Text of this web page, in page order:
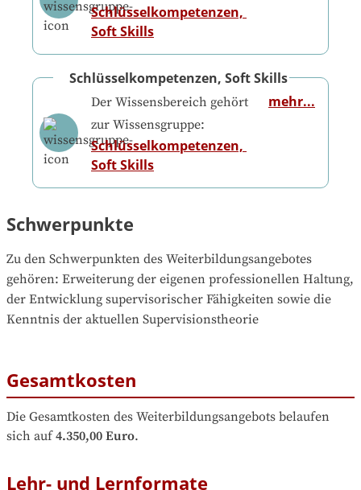
Schlüsselkompetenzen,
Soft Skills
Schlüsselkompetenzen, Soft Skills
Der Wissensbereich gehört
zur Wissensgruppe:
Schlüsselkompetenzen,
Soft Skills
mehr...
Schwerpunkte
Zu den Schwerpunkten des Weiterbildungsangebotes
gehören: Erweiterung der eigenen professionellen Haltung,
der Entwicklung supervisorischer Fähigkeiten sowie die
Kenntnis der aktuellen Supervisionstheorie
Gesamtkosten
Die Gesamtkosten des Weiterbildungsangebots belaufen
sich auf 4.350,00 Euro.
Lehr- und Lernformate